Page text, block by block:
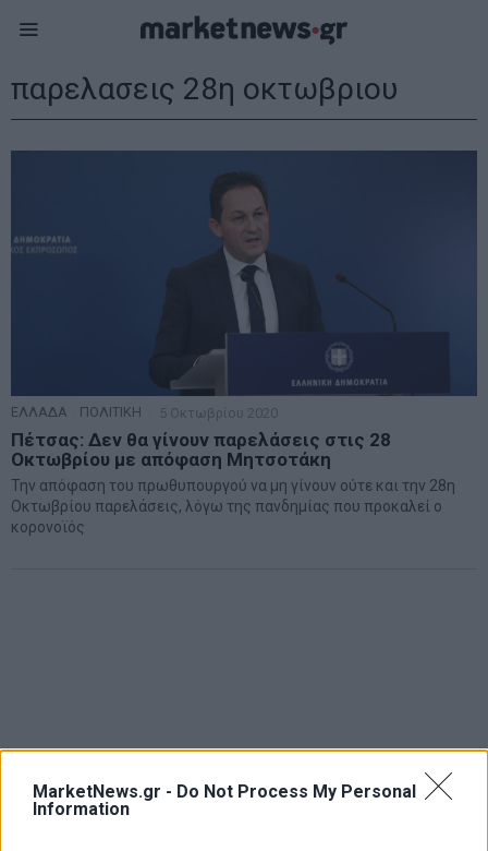
MarketNews.gr - Do Not Process My Personal
Information
παρελασεις 28η οκτωβριου
ΕΛΛΑΔΑ ΠΟΛΙΤΙΚΗ 5 Οκτωβρίου 2020
Πέτσας: Δεν θα γίνουν παρελάσεις στις 28
Οκτωβρίου με απόφαση Μητσοτάκη
Την απόφαση του πρωθυπουργού να μη γίνουν ούτε και την 28η
Οκτωβρίου παρελάσεις, λόγω της πανδημίας που προκαλεί ο
κορονοϊός